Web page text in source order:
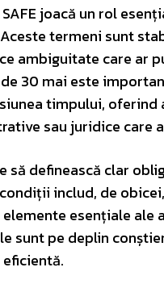
joacă un rol
termeni sunt
ambiguitate care ar
30 mai este
timpului, oferind
sau juridice care
să definească clar
includ, de
esențiale ale
sunt pe deplin